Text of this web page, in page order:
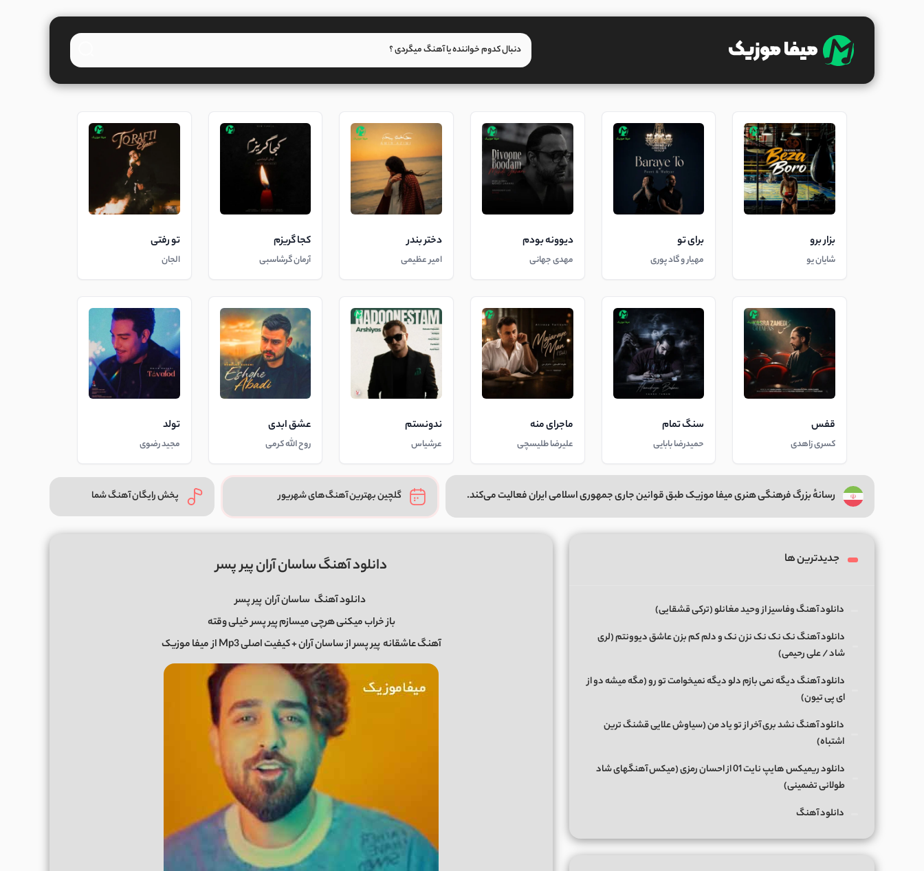
بزار برو
شایان یو
برای تو
مهیار و گاد پوری
دیوونه بودم
مهدی جهانی
دختر بندر
امیر عظیمی
کجا گریزم
آرمان گرشاسبی
تو رفتی
الجان
قفس
کسری زاهدی
سنگ تمام
حمیدرضا بابایی
ماجرای منه
علیرضا طلیسچی
ندونستم
عرشیاس
عشق ابدی
روح الله کرمی
تولد
مجید رضوی
رسانهٔ بزرگ فرهنگی هنری میفا موزیک طبق قوانین جاری جمهوری اسلامی ایران فعالیت می‌کند. گلچین بهترین آهنگ‌های شهریور پخش رایگان آهنگ شما
دانلود آهنگ ساسان آران پیر پسر
دانلود آهنگ ساسان آرانپیر پسر
باز خراب میکنی هرچی میسازم پیر پسر خیلی وقته
آهنگ عاشقانهپیر پسرازساسان آران+ کیفیت اصلی Mp3 از میفا موزیک
جدیدترین ها
دانلود آهنگ وفاسیز از وحید مغانلو (ترکی قشقایی)
دانلود آهنگ نک نک نک نزن نک و دلم کم بزن عاشق دیوونتم (لری
شاد / علی رحیمی)
دانلود آهنگ دیگه نمی بازم دلو دیگه نمیخوامت تو رو (مگه میشه دو از
ای پی تیون)
دانلود آهنگ نشد بری آخر از تو یاد من (سیاوش علایی قشنگ ترین
اشتباه)
دانلود ریمیکس هایپ نایت 01 از احسان رمزی (میکس آهنگهای شاد
طولانی تضمینی)
دانلود آهنگ